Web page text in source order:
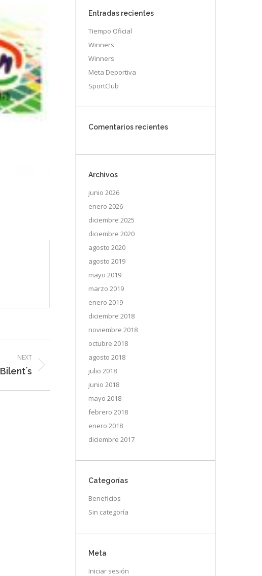
NEXT
Bilent´s
Entradas recientes
Tiempo Oficial
Winners
Winners
Meta Deportiva
SportClub
Comentarios recientes
Archivos
junio 2026
enero 2026
diciembre 2025
diciembre 2020
agosto 2020
agosto 2019
mayo 2019
marzo 2019
enero 2019
diciembre 2018
noviembre 2018
octubre 2018
agosto 2018
julio 2018
junio 2018
mayo 2018
febrero 2018
enero 2018
diciembre 2017
Categorías
Beneficios
Sin categoría
Meta
Iniciar sesión